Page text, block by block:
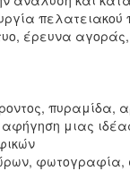
έρευνα
πυραμίδα,
μιας
φωτογραφία,